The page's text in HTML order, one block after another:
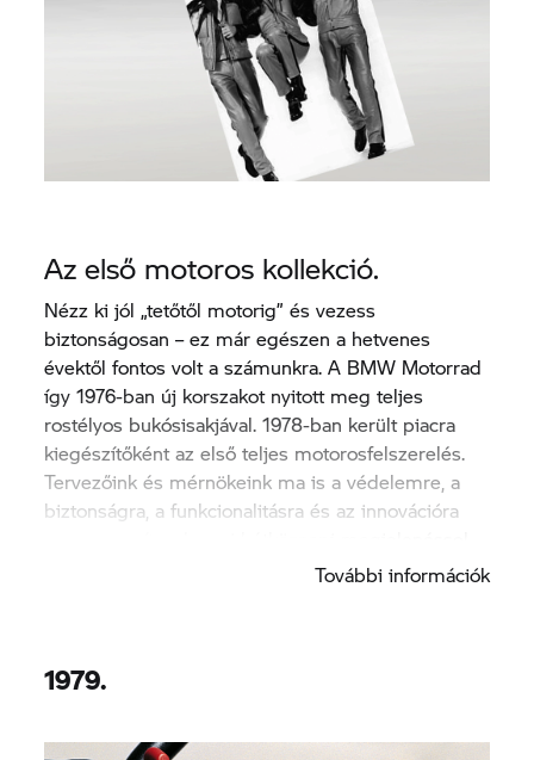
Az első motoros kollekció.
Nézz ki jól „tetőtől motorig” és vezess
biztonságosan – ez már egészen a hetvenes
évektől fontos volt a számunkra. A BMW Motorrad
így 1976-ban új korszakot nyitott meg teljes
rostélyos bukósisakjával. 1978-ban került piacra
kiegészítőként az első teljes motorosfelszerelés.
Tervezőink és mérnökeink ma is a védelemre, a
biztonságra, a funkcionalitásra és az innovációra
További információk
1979.